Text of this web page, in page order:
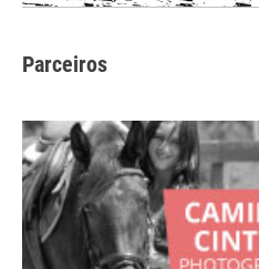
Parceiros